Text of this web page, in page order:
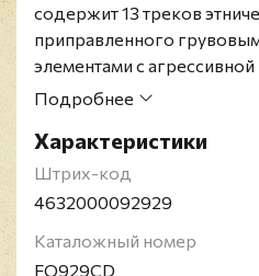
содержит 13 треков
приправленного
элементами с
подачей. Оформлением
для Wacken Open Air, а
предыдущий,
Российское повторное
Ektomorf - венгерская
Подробнее
Характеристики
Штрих-код
4632000092929
Каталожный номер
FO929CD